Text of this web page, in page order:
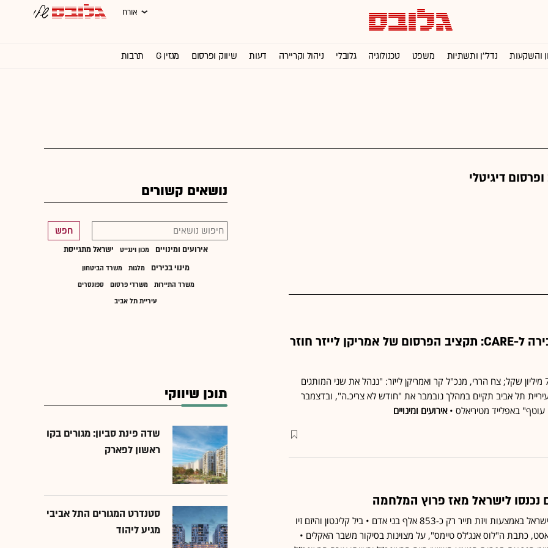
אורח
והשקעות נדל''ן ותשתיות משפט טכנולוגיה גלובלי ניהול וקריירה דעות שיווק ופרסום מגזין G תרבות
דיגיטלי
אחרי המשבר והמכירה ל-CARE: תקציב הפרסום של אמריקן לייזר חוזר
גובה התקציב עומד על כ-7 מיליון שקל; צח הררי, מנכ"ל קר ואמריקן לייזר: "ננהל את שני המותגים
תל אביב תקיים במהלך נובמבר את "חודש לא צריכ.ה", ובדצמבר
באפלייד מטיריאלס •אירועים ומינויים
מתחילת המלחמה נכנסו לישראל באמצעות ויזת תייר רק כ-853 אלף בני אדם • ביל קלינטון והיזם זיו
כתבת ה"לוס אנג'לס טיימס", על מצוינות בסיקור משבר האקלים •
נושאים קשורים
חפש
אירועים ומינויים מכון וינגייט
ישראל מתגייסת
מינוי בכירים
מלגות
משרד הביטחון
משרד התיירות
משרדי פרסום
ספונסרים
עיריית תל אביב
תוכן שיווקי
שדה פינת סביון: מגורים בקו
ראשון לפארק
סטנדרט המגורים התל אביבי
מגיע ליהוד